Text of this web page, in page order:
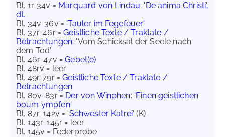
Bl. 1r-34v = Marquard von Lindau: 'De anima Christi',
dt.
Bl. 34v-36v = 'Tauler im Fegefeuer'
Bl. 37r-46r =Geistliche Texte / Traktate /
Betrachtungen: 'Vom Schicksal der Seele nach
dem Tod'
Bl. 46r-47v =Gebet(e)
Bl. 48rv = leer
Bl. 49r-79r =Geistliche Texte / Traktate /
Betrachtungen
Bl. 80v-83r = Der von Winphen: 'Einen geistlichen
boum ympfen'
Bl. 87r-142v = 'Schwester Katrei' (K)
Bl. 143r-145r = leer
Bl. 145v = Federprobe